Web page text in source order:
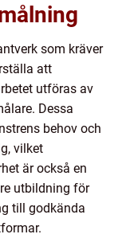
som kräver
att
utföras av
Dessa
behov och
vilket
är också en
utbildning för
till godkända